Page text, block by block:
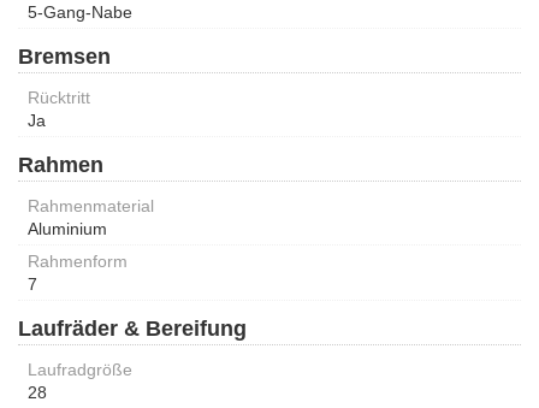
5-Gang-Nabe
Bremsen
Rücktritt
Ja
Rahmen
Rahmenmaterial
Aluminium
Rahmenform
7
Laufräder & Bereifung
Laufradgröße
28